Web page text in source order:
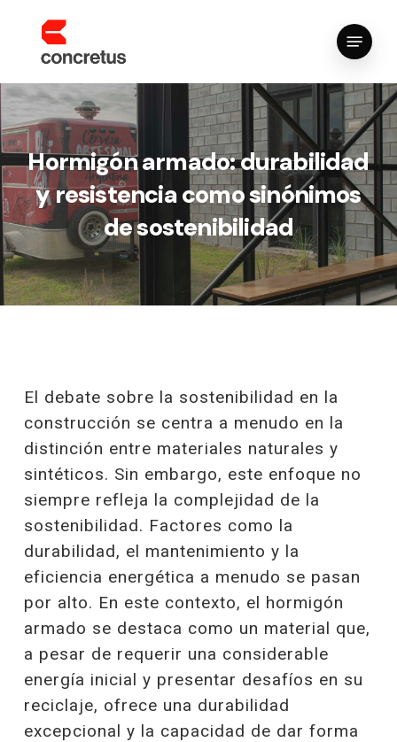
content
Menu
Hormigón armado: durabilidad
y resistencia como sinónimos
de sostenibilidad
El debate sobre la sostenibilidad en la
construcción se centra a menudo en la
distinción entre materiales naturales y
sintéticos. Sin embargo, este enfoque no
siempre refleja la complejidad de la
sostenibilidad. Factores como la
durabilidad, el mantenimiento y la
eficiencia energética a menudo se pasan
por alto. En este contexto, el hormigón
armado se destaca como un material que,
a pesar de requerir una considerable
energía inicial y presentar desafíos en su
reciclaje, ofrece una durabilidad
excepcional y la capacidad de dar forma